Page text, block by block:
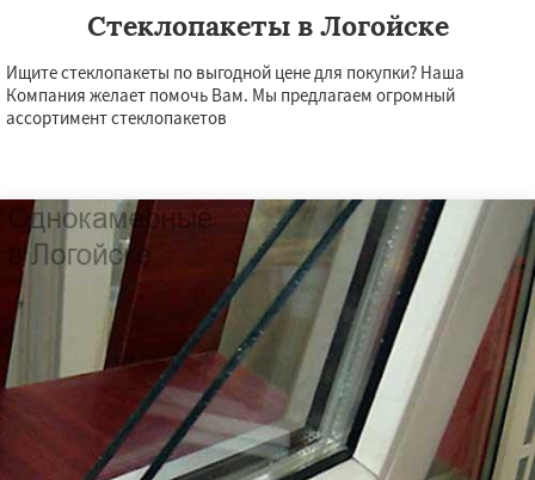
Стеклопакеты в Логойске
Ищите стеклопакеты по выгодной цене для покупки? Наша
Компания желает помочь Вам. Мы предлагаем огромный
ассортимент стеклопакетов